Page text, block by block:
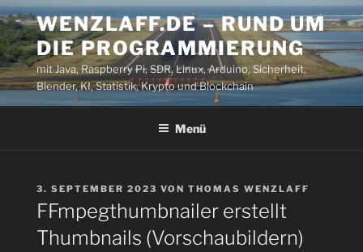
Zum
Inhalt
springen
WENZLAFF.DE – RUND UM
DIE PROGRAMMIERUNG
mit Java, Raspberry Pi, SDR, Linux, Arduino, Sicherheit,
Blender, KI, Statistik, Krypto und Blockchain
Menü
VERÖFFENTLICHT
AM
3. SEPTEMBER 2023 VON THOMAS WENZLAFF
FFmpegthumbnailer erstellt
Thumbnails (Vorschaubildern)